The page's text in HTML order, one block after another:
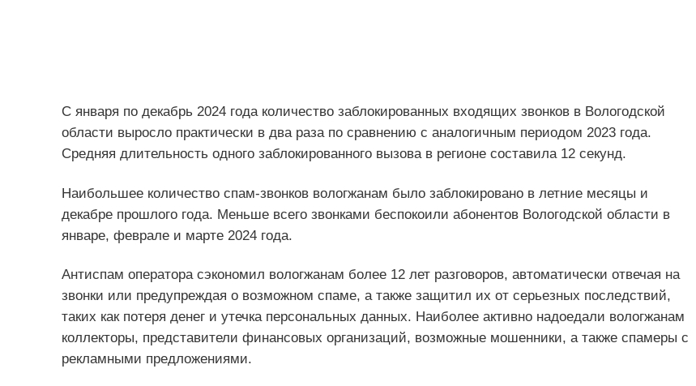
С января по декабрь 2024 года количество заблокированных входящих звонков в Вологодской
области выросло практически в два раза по сравнению с аналогичным периодом 2023 года.
Средняя длительность одного заблокированного вызова в регионе составила 12 секунд.
Наибольшее количество спам-звонков вологжанам было заблокировано в летние месяцы и
декабре прошлого года. Меньше всего звонками беспокоили абонентов Вологодской области в
январе, феврале и марте 2024 года.
Антиспам оператора сэкономил вологжанам более 12 лет разговоров, автоматически отвечая на
звонки или предупреждая о возможном спаме, а также защитил их от серьезных последствий,
таких как потеря денег и утечка персональных данных. Наиболее активно надоедали вологжанам
коллекторы, представители финансовых организаций, возможные мошенники, а также спамеры с
рекламными предложениями.